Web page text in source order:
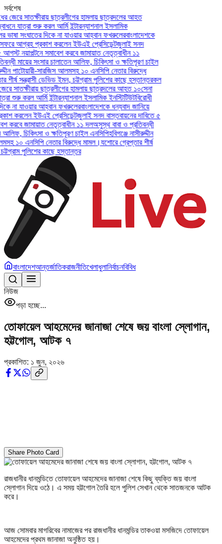
সর্বশেষ
জেরে সাতক্ষীরায় ছাত্রলীগের হামলায় ছাত্রদলের আহত
যাত্রা শুরু করল আর্মি ইন্টারন্যাশনাল ইসলামিক
ভাষা সংঘাতের দিকে না যাওয়ার আহ্বান ফখরুলেরবাংলাদেশকে
আগ্রহ প্রকাশ করলেন ইউএই প্রেসিডেন্টজুলাই সনদ
নয়াপল্টনে সমাবেশ করবে জামায়াত নেতৃত্বাধীন ১১
মায়ের সংসার চালাতেন আলিফ, চিকিৎসা ও ক্ষতিপূরণ চাইল
পাটোয়ারী-সারজিস আলমসহ ১০ এনসিপি নেতার বিরুদ্ধে
সন্ত্রাসী ডেভিড ইমন, চট্টগ্রাম পুলিশের কাছে হস্তান্তরকল
সাতক্ষীরায় ছাত্রলীগের হামলায় ছাত্রদলের আহত ১০সেনা
শুরু করল আর্মি ইন্টারন্যাশনাল ইসলামিক ইনস্টিটিউটবিরোধী
না যাওয়ার আহ্বান ফখরুলেরবাংলাদেশকে ধন্যবাদ জানিয়ে
করলেন ইউএই প্রেসিডেন্টজুলাই সনদ বাস্তবায়নের দাবিতে ৫
করবে জামায়াত নেতৃত্বাধীন ১১ দলঅসুস্থ বাবা ও প্রতিবন্ধী
চিকিৎসা ও ক্ষতিপূরণ চাইল এনসিপিহবিগঞ্জে নাসীরুদ্দীন
১০ এনসিপি নেতার বিরুদ্ধে মামল। যশোরে গ্রেপ্তার শীর্ষ
পুলিশের কাছে হস্তান্তর
বাংলাদেশআন্তর্জাতিকরাজনীতিখেলাধুলানির্বাচনবিবিধ
নিউজ
পড়া হচ্ছে...
তোফায়েল আহমেদের জানাজা শেষে জয় বাংলা স্লোগান,
হট্টগোল, আটক ৭
প্রকাশিত: ১ জুন, ২০২৬
Share Photo Card
রাজধানীর ধানমন্ডিতে তোফায়েল আহমেদের জানাজা শেষে কিছু ব্যক্তি জয় বাংলা
স্লোগান দিয়ে ওঠে। এ সময় হট্টগোল তৈরি হলে পুলিশ সেখান থেকে সাতজনকে আটক
করে।
আজ সোমবার মাগরিবের নামাজের পর রাজধানীর ধানমন্ডির তাকওয়া মসজিদে তোফায়েল
আহমেদের প্রথম জানাজা অনুষ্ঠিত হয়।